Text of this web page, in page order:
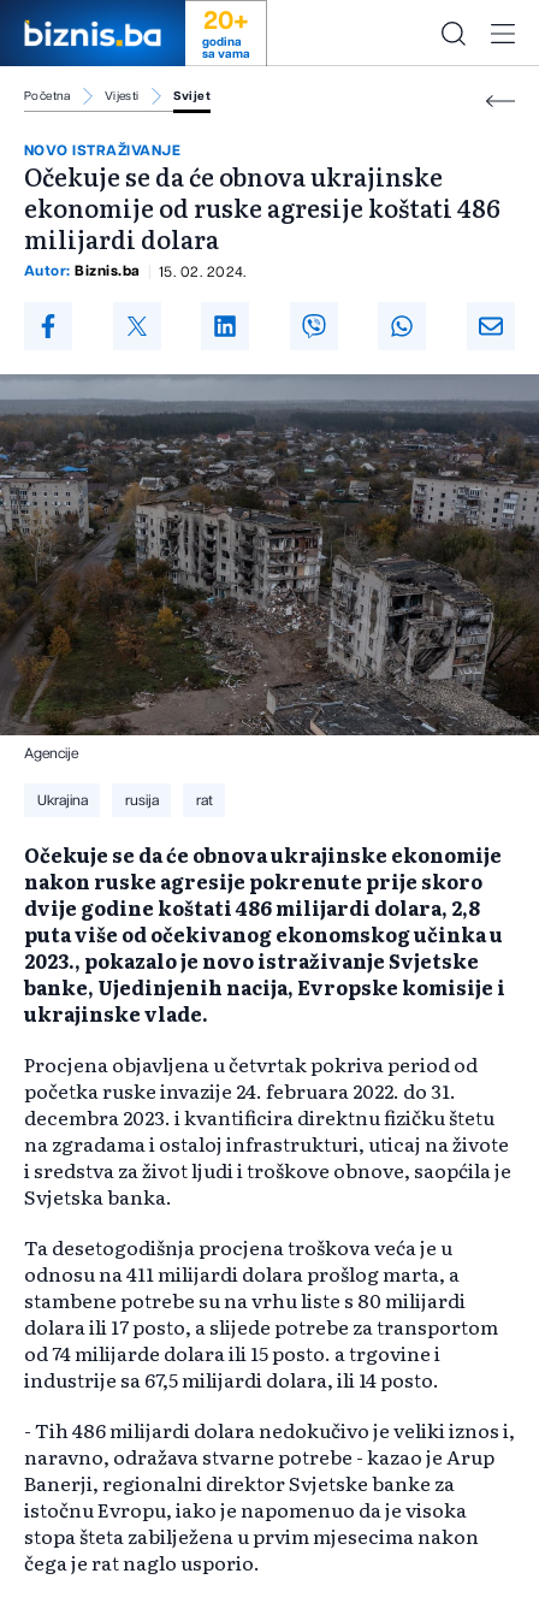
20+
godina
sa vama
Početna Vijesti Svijet
NOVO ISTRAŽIVANJE
Očekuje se da će obnova ukrajinske
ekonomije od ruske agresije koštati 486
milijardi dolara
Autor: Biznis.ba 15. 02. 2024.
Agencije
Ukrajina rusija rat
Očekuje se da će obnova ukrajinske ekonomije
nakon ruske agresije pokrenute prije skoro
dvije godine koštati 486 milijardi dolara, 2,8
puta više od očekivanog ekonomskog učinka u
2023., pokazalo je novo istraživanje Svjetske
banke, Ujedinjenih nacija, Evropske komisije i
ukrajinske vlade.
Procjena objavljena u četvrtak pokriva period od
početka ruske invazije 24. februara 2022. do 31.
decembra 2023. i kvantificira direktnu fizičku štetu
na zgradama i ostaloj infrastrukturi, uticaj na živote
i sredstva za život ljudi i troškove obnove, saopćila je
Svjetska banka.
Ta desetogodišnja procjena troškova veća je u
odnosu na 411 milijardi dolara prošlog marta, a
stambene potrebe su na vrhu liste s 80 milijardi
dolara ili 17 posto, a slijede potrebe za transportom
od 74 milijarde dolara ili 15 posto. a trgovine i
industrije sa 67,5 milijardi dolara, ili 14 posto.
- Tih 486 milijardi dolara nedokučivo je veliki iznos i,
naravno, odražava stvarne potrebe - kazao je Arup
Banerji, regionalni direktor Svjetske banke za
istočnu Evropu, iako je napomenuo da je visoka
stopa šteta zabilježena u prvim mjesecima nakon
čega je rat naglo usporio.